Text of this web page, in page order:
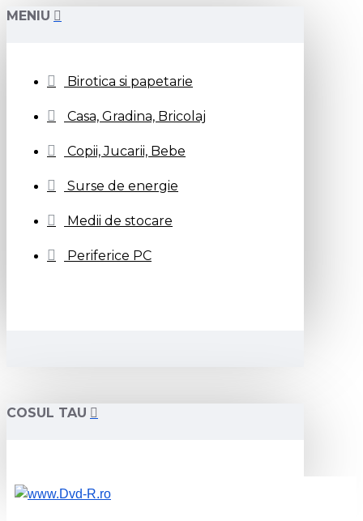
MENIU
Birotica si papetarie
Casa, Gradina, Bricolaj
Copii, Jucarii, Bebe
Surse de energie
Medii de stocare
Periferice PC
COSUL TAU